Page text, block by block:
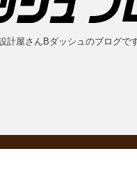
計屋さんBダッシュのブログです